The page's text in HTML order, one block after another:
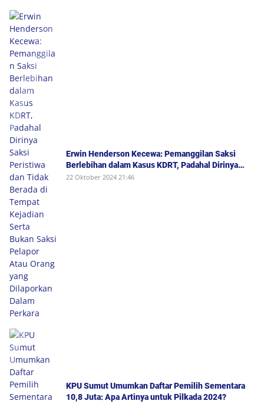
Erwin Henderson Kecewa: Pemanggilan Saksi
Berlebihan dalam Kasus KDRT, Padahal Dirinya
Saksi Peristiwa dan Tidak Berada di Tempat
22 Oktober 2024 21:46
KPU Sumut Umumkan Daftar Pemilih Sementara
10,8 Juta: Apa Artinya untuk Pilkada 2024?